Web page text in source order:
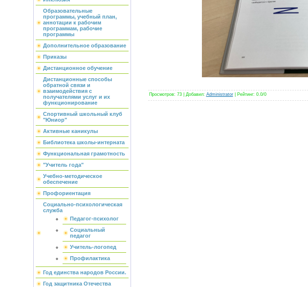
Образовательные
программы, учебный план,
аннотации к рабочим
программам, рабочие
программы
Дополнительное образование
Приказы
Дистанционное обучение
Дистанционные способы
обратной связи и
взаимодействия с
получателями услуг и их
функционирование
Спортивный школьный клуб
"Юниор"
Активные каникулы
Библиотека школы-интерната
Функциональная грамотность
"Учитель года"
Учебно-методическое
обеспечение
Профориентация
Социально-психологическая
служба
Педагог-психолог
Социальный
педагог
Учитель-логопед
Профилактика
Год единства народов России.
Год защитника Отечества
Просмотров: 73| Добавил: Administrator Рейтинг: 0.0/0